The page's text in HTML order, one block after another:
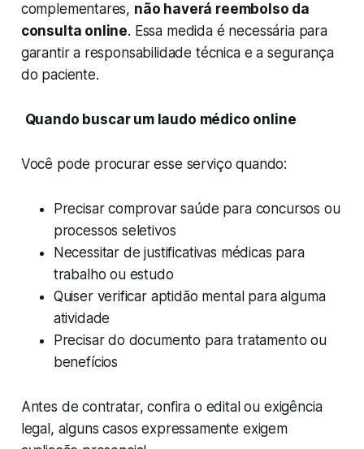
complementares, não haverá reembolso da
consulta online. Essa medida é necessária para
garantir a responsabilidade técnica e a segurança
do paciente.
Quando buscar um laudo médico online
Você pode procurar esse serviço quando:
Precisar comprovar saúde para concursos ou
processos seletivos
Necessitar de justificativas médicas para
trabalho ou estudo
Quiser verificar aptidão mental para alguma
atividade
Precisar do documento para tratamento ou
benefícios
Antes de contratar, confira o edital ou exigência
legal, alguns casos expressamente exigem